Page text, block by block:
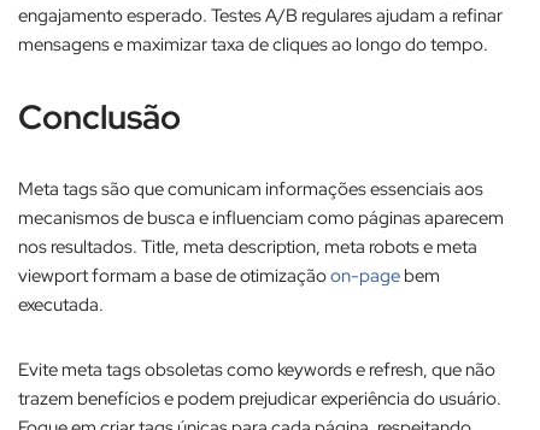
engajamento esperado. Testes A/B regulares ajudam a refinar
mensagens e maximizar taxa de cliques ao longo do tempo.
Conclusão
Meta tags são que comunicam informações essenciais aos
mecanismos de busca e influenciam como páginas aparecem
nos resultados. Title, meta description, meta robots e meta
viewport formam a base de otimizaçãoon-page bem
executada.​
Evite meta tags obsoletas como keywords e refresh, que não
trazem benefícios e podem prejudicar experiência do usuário.